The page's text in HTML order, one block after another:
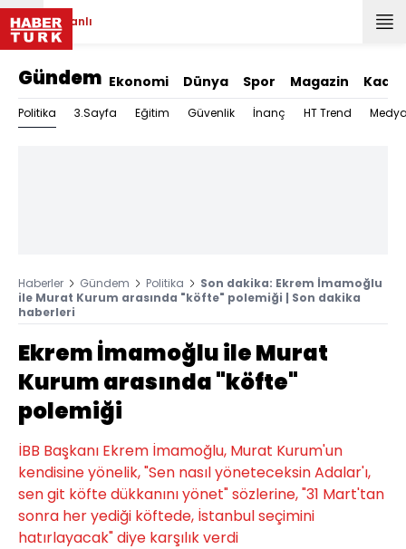
Canlı
Gündem Ekonomi Dünya Spor Magazin Kadın
Politika 3.Sayfa Eğitim Güvenlik İnanç HT Trend
Haberler Gündem Politika
Son dakika: Ekrem İmamoğlu
ile Murat Kurum arasında "köfte" polemiği | Son dakika
haberleri
Ekrem İmamoğlu ile Murat
Kurum arasında "köfte"
polemiği
İBB Başkanı Ekrem İmamoğlu, Murat Kurum'un
kendisine yönelik, "Sen nasıl yöneteceksin Adalar'ı,
sen git köfte dükkanını yönet" sözlerine, "31 Mart'tan
sonra her yediği köftede, İstanbul seçimini
hatırlayacak" diye karşılık verdi